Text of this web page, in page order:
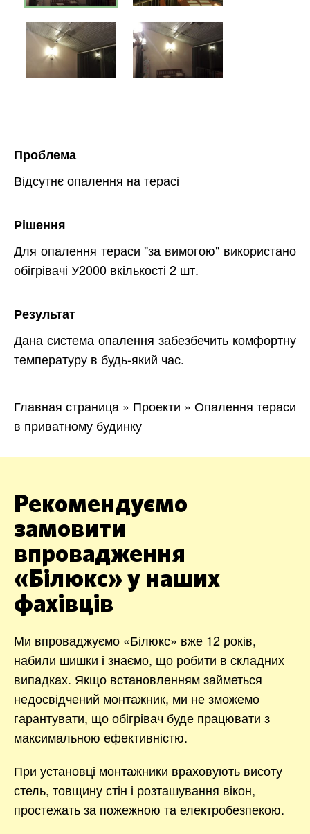
Проблема
Відсутнє опалення на терасі
Рішення
Для опалення тераси "за вимогою" використано
обігрівачі У2000 вкількості 2 шт.
Результат
Дана система опалення забезбечить комфортну
температуру в будь-який час.
Главная страница » Проекти » Опалення тераси
в приватному будинку
Рекомендуємо
замовити
впровадження
«Білюкс» у наших
фахівців
Ми впроваджуємо «Білюкс» вже 12 років,
набили шишки і знаємо, що робити в складних
випадках. Якщо встановленням займеться
недосвідчений монтажник, ми не зможемо
гарантувати, що обігрівач буде працювати з
максимальною ефективністю.
При установці монтажники враховують висоту
стель, товщину стін і розташування вікон,
простежать за пожежною та електробезпекою.